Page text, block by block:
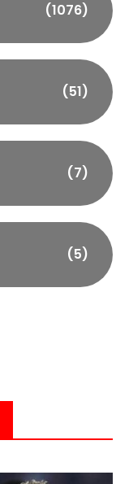
(1076)
(51)
(7)
(5)